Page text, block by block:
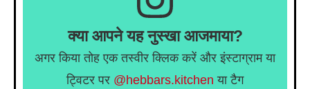
क्या आपने यह नुस्खा आजमाया?
अगर किया तोह एक तस्वीर क्लिक करें और इंस्टाग्राम या
ट्विटर पर @hebbars.kitchen या टैग